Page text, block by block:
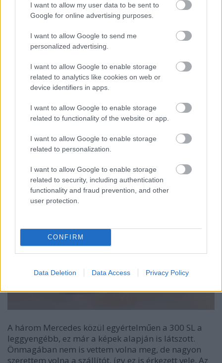
I want to allow my user data to be sent to
Google for online advertising purposes.
I want to allow Google to send me
personalized advertising.
I want to allow Google to enable storage
related to analytics like cookies on web or
device identifiers in apps.
I want to allow Google to enable storage
related to functionality of the website or app.
I want to allow Google to enable storage
related to personalization.
I want to allow Google to enable storage
related to security, including authentication
functionality and fraud prevention, and other
user protection.
CONFIRM
Data Deletion Data Access Privacy Policy
hiányzik, az a fehér Mercedes-Benz Rennabteilung
felirat az ajtókról. Az alváza nagyon vékony
műanyag, de gondolom próbáltak pár grammot
spórolni a tömegén. A kerekek műanyagok és
egyedien a típushoz készültek, ahogy az a Norevnél
megszokott, a kék felnik sokat dobnak rajta.
Összességében egy nagyon kellemes és különleges
modell. A Hot Wheels szintén elkészítette a saját
változatát a Team Transport sorozatában, találtam
is összehasonlítást a két modellről, azt kell
mondjam, a Norevé sokkal szebb, jobban sikerült a
összképen, mint a HW esetében.
A három Mercedes közül egyértelműen a 300 SL a
leggyengébb, ez már a képek alapján is látszott.
Önmagában nem is vettem volna meg, de nagyon
szerettem volna a szállítót, így ez is érkezett vele. Az